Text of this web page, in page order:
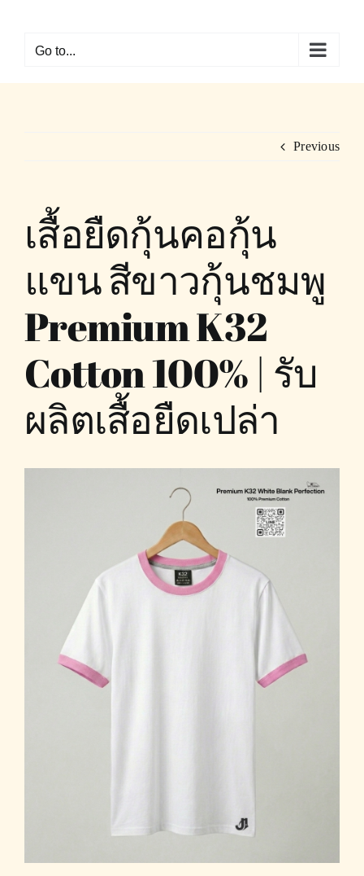
contentGo to...
Previous
เสื้อยืดกุ้นคอกุ้น
แขน สีขาวกุ้นชมพู
Premium K32
Cotton 100% | รับ
ผลิตเสื้อยืดเปล่า